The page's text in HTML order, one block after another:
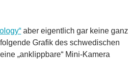
aber eigentlich gar keine ganz
Grafik des schwedischen
„anklippbare“ Mini-Kamera